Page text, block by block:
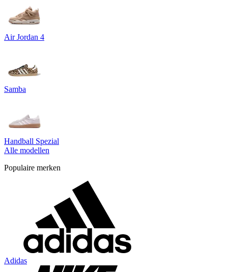
Air Jordan 4
Samba
Handball Spezial
Alle modellen
Populaire merken
Adidas